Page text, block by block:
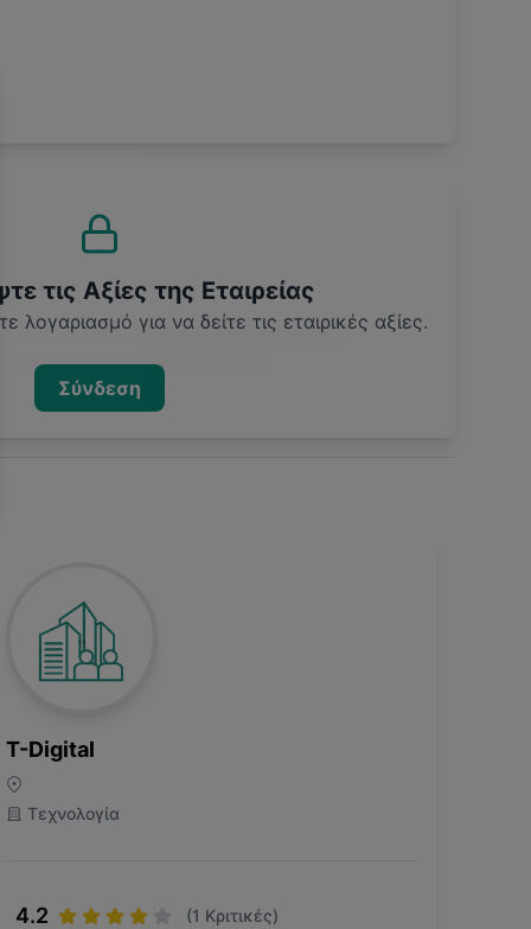
τις Αξίες της Εταιρείας
λογαριασμό για να δείτε τις εταιρικές αξίες.
Σύνδεση
T-Digital
Τεχνολογία
4.2 (1 Κριτικές)